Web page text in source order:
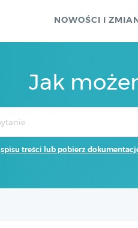
NOWOŚCI I
Jak
spisu treści lub pobierz